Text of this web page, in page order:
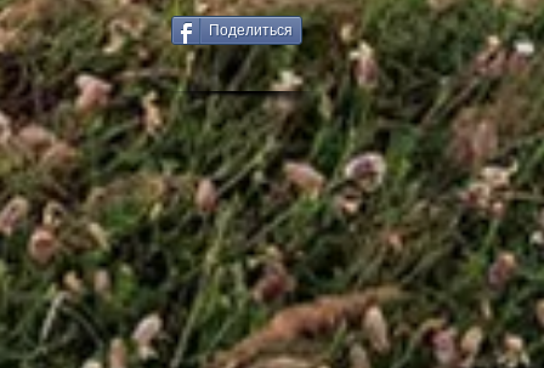
Поделиться